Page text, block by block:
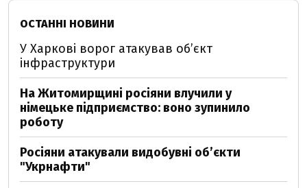
ОСТАННІ НОВИНИ
У Харкові ворог атакував обʼєкт
інфраструктури
На Житомирщині росіяни влучили у
німецьке підприємство: воно зупинило
роботу
Росіяни атакували видобувні обʼєкти
"Укрнафти"